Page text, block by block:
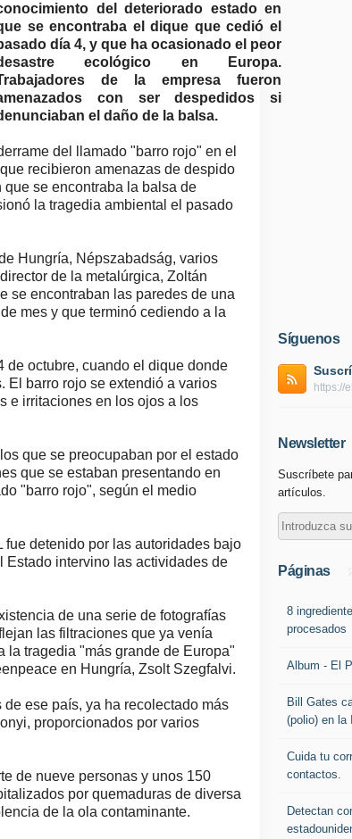
del deteriorado estado en
se encontraba el dique que cedió el
día 4, y que ha ocasionado el peor
ecológico en Europa.
de la empresa fueron
con ser despedidos si
el daño de la balsa.
del llamado "barro rojo" en el
recibieron amenazas de despido
se encontraba la balsa de
la tragedia ambiental el pasado
Hungría, Népszabadság, varios
de la metalúrgica, Zoltán
se encontraban las paredes de una
mes y que terminó cediendo a la
de octubre, cuando el dique donde
El barro rojo se extendió a varios
e irritaciones en los ojos a los
que se preocupaban por el estado
que se estaban presentando en
"barro rojo", según el medio
detenido por las autoridades bajo
intervino las actividades de
de una serie de fotografías
las filtraciones que ya venía
la tragedia "más grande de Europa"
en Hungría, Zsolt Szegfalvi.
ese país, ya ha recolectado más
proporcionados por varios
de nueve personas y unos 150
por quemaduras de diversa
de la ola contaminante.
Síguenos
https://
Newsletter
Suscríbete
artículos.
Páginas
8
procesados
Album - El
Bill Gates
(polio) en la
Cuida tu
contactos.
Detectan